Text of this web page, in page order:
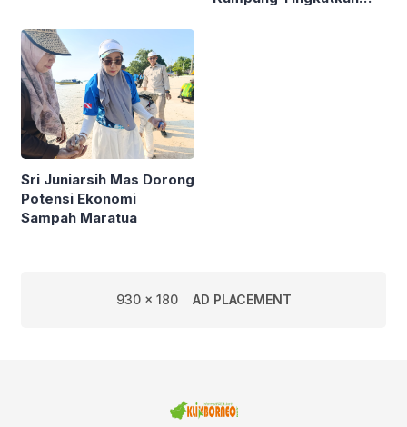
Sri Juniarsih Mas Dorong
Potensi Ekonomi
Sampah Maratua
930 x 180 AD PLACEMENT